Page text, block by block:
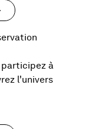
participez à
l'univers